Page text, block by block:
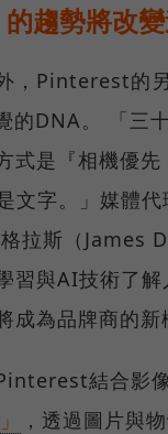
的趨勢將改
，Pinterest的
的DNA。 「三
式是『相機優
文字。」媒體
拉斯（James
習與AI技術了解
成為品牌商的新
結合影
，透過圖片與